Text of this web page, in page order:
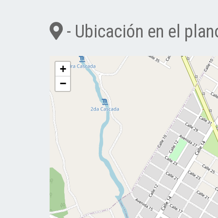
- Ubicación en el
+
−